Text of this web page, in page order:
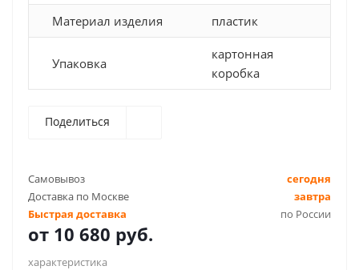
Материал изделия пластик
Упаковка
картонная
коробка
Поделиться
Самовывоз
сегодня
Доставка по Москве
завтра
Быстрая доставка
по России
от 10 680 руб.
характеристика